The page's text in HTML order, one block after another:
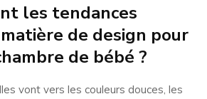
les tendances
de design pour
de bébé ?
vont vers les couleurs douces, les